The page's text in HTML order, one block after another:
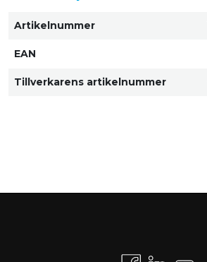
Artikelnummer
EAN
Tillverkarens artikelnummer